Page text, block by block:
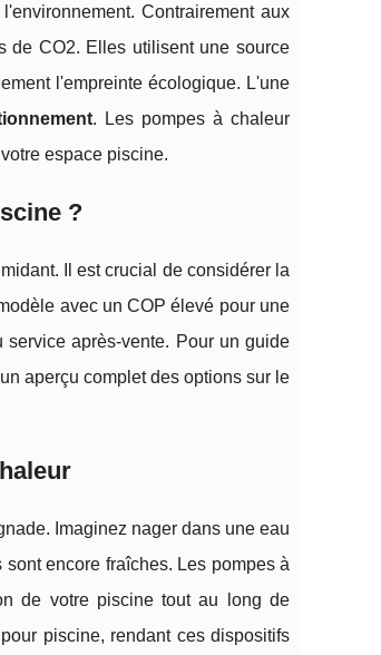
Contrairement aux
de CO2. Elles utilisent une source
l'empreinte écologique. L'une
. Les pompes à chaleur
espace piscine.
?
Il est crucial de considérer la
avec un COP élevé pour une
après-vente. Pour un guide
aperçu complet des options sur le
Imaginez nager dans une eau
encore fraîches. Les pompes à
de votre piscine tout au long de
piscine, rendant ces dispositifs